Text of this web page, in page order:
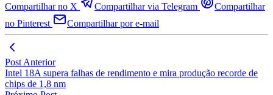
Compartilhar no X
Compartilhar via Telegram
Compartilhar
no Pinterest
Compartilhar por e-mail
Post Anterior
Intel 18A supera falhas de rendimento e mira produção recorde de
chips de 1,8 nm